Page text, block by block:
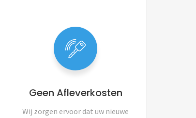
Geen Afleverkosten
Wij zorgen ervoor dat uw nieuwe